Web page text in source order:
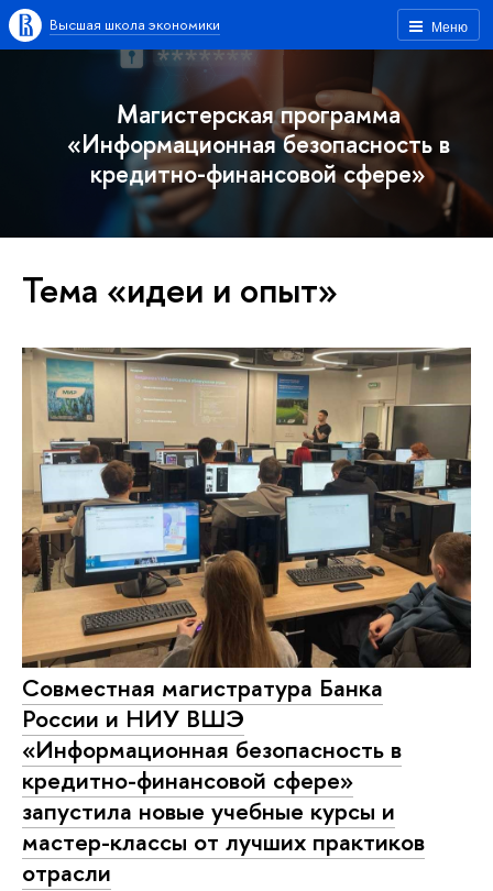
Меню
Высшая школа экономики
Магистерская программа
«Информационная безопасность в
кредитно-финансовой сфере»
Тема «идеи и опыт»
Совместная магистратура Банка
России и НИУ ВШЭ
«Информационная безопасность в
кредитно-финансовой сфере»
запустила новые учебные курсы и
мастер-классы от лучших практиков
отрасли